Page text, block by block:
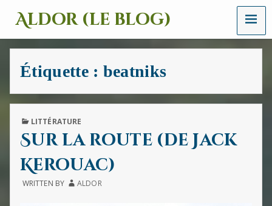
Aldor (le blog)
Un
site
avec
des
des
images
et
sons
MENU
Étiquette : beatniks
PUBLISHED
LITTÉRATURE
Sur la route (de Jack
Kerouac)
WRITTEN BY ALDOR